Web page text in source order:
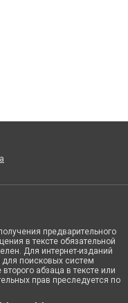
предварительного
в тексте обязательной
Для интернет-изданий
поисковых систем
абзаца в тексте или
прав преследуется по